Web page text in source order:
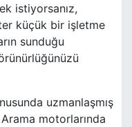
istiyorsanız,
küçük bir işletme
sunduğu
uzmanlaşmış
motorlarında